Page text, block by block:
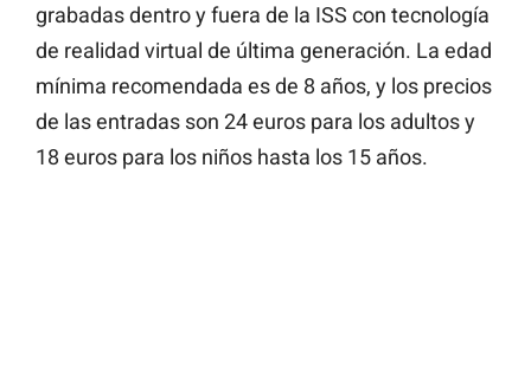
grabadas dentro y fuera de la ISS con tecnología
de realidad virtual de última generación. La edad
mínima recomendada es de 8 años, y los precios
de las entradas son 24 euros para los adultos y
18 euros para los niños hasta los 15 años.